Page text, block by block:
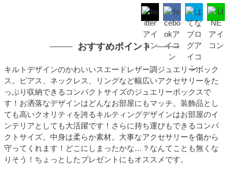
おすすめポイント
キルトデザインのかわいいスエードレザー調ジュエリーボック
ス。ピアス、ネックレス、リングなど幅広いアクセサリーをた
っぷり収納できるコンパクトサイズのジュエリーボックスで
す！お洒落なデザインはどんなお部屋にもマッチ。装飾品とし
ても高いクオリティを誇るキルティングデザインはお部屋のイ
ンテリアとしても大活躍です！さらに持ち運びもできるコンパ
クトサイズ。中身は柔らか素材。大事なアクセサリーを傷から
守ってくれます！どこにしまったかな…？なんてことも無くな
りそう！ちょっとしたプレゼントにもオススメです。